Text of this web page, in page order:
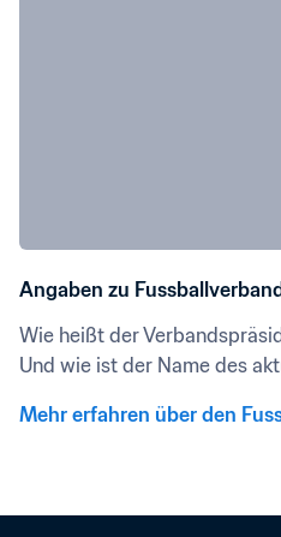
Angaben zu
Wie heißt der
Und wie ist der Name des
Mehr erfahren über den